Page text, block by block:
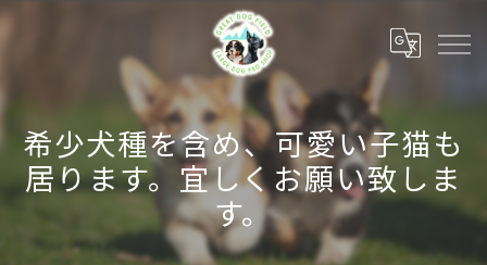
希少犬種を含め、可愛い子猫も
居ります。宜しくお願い致しま
す。